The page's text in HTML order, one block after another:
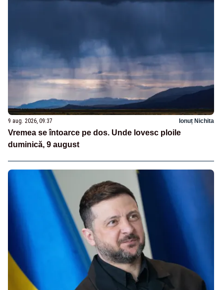
9 aug. 2026, 09:37 Ionuț Nichita
Vremea se întoarce pe dos. Unde lovesc ploile
duminică, 9 august